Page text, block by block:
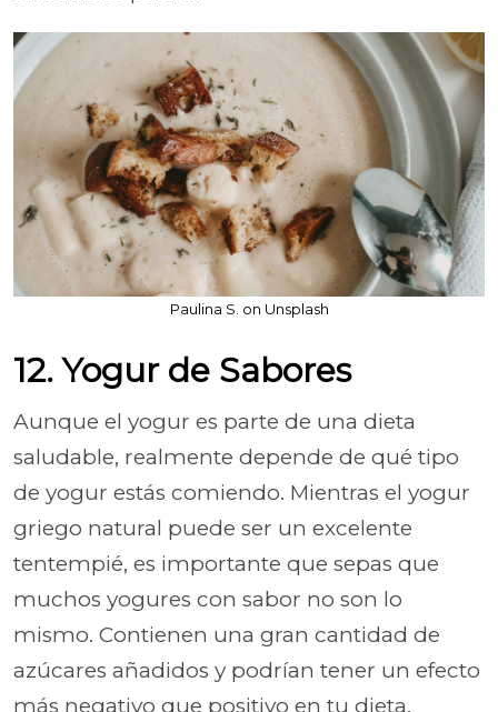
Paulina S. on Unsplash
12. Yogur de Sabores
Aunque el yogur es parte de una dieta
saludable, realmente depende de qué tipo
de yogur estás comiendo. Mientras el yogur
griego natural puede ser un excelente
tentempié, es importante que sepas que
muchos yogures con sabor no son lo
mismo. Contienen una gran cantidad de
azúcares añadidos y podrían tener un efecto
más negativo que positivo en tu dieta.